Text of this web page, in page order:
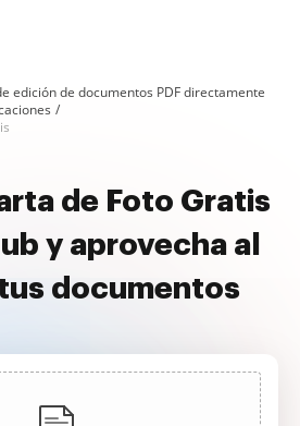
edición de documentos PDF directamente
de Foto Gratis
y aprovecha al
documentos